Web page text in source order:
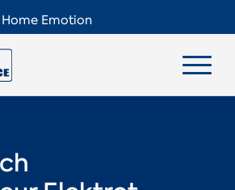
Home Emotion